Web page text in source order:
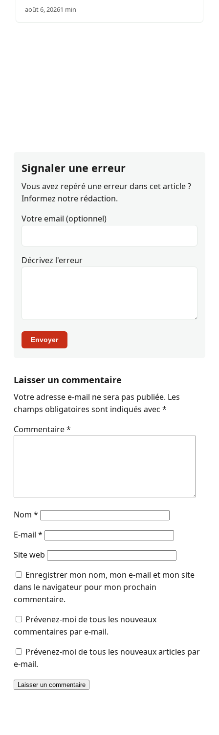
août 6, 20261 min
Signaler une erreur
Vous avez repéré une erreur dans cet article ?
Informez notre rédaction.
Votre email (optionnel)
Décrivez l'erreur
Envoyer
Laisser un commentaire
Votre adresse e-mail ne sera pas publiée. Les
champs obligatoires sont indiqués avec *
Commentaire*
Nom *
E-mail *
Site web
Enregistrer mon nom, mon e-mail et mon site
dans le navigateur pour mon prochain
commentaire.
Prévenez-moi de tous les nouveaux
commentaires par e-mail.
Prévenez-moi de tous les nouveaux articles par
e-mail.